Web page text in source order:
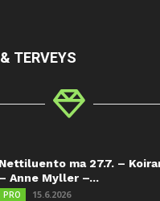
TERVEYS
Nettiluento ma 27.7. –
– Anne Myller –...
PRO 15.6.2026